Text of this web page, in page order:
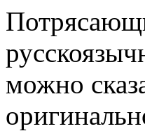
можно